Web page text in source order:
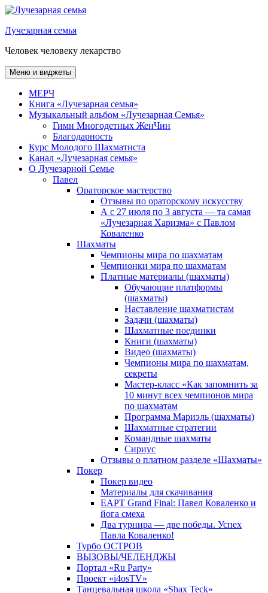
Перейти
содержимому
Лучезарная семья
Человек человеку лекарство
Меню и виджеты
МЕРЧ
Книга «Лучезарная семья»
Музыкальный альбом «Лучезарная Семья»
Гимн Многодетных ЖенЧин
Благодарность
Курс Молодого Шахматиста
Канал «Лучезарная семья»
О Лучезарной Семье
Павел
Ораторское мастерство
Отзывы по ораторскому искусству
А с 27 июля по 3 августа — та самая
«Лучезарная Харизма» с Павлом
Коваленко
Шахматы
Чемпионы мира по шахматам
Чемпионки мира по шахматам
Платные материалы (шахматы)
Обучающие платформы
(шахматы)
Наставление шахматистам
Задачи (шахматы)
Шахматные поединки
Книги (шахматы)
Видео (шахматы)
Чемпионы мира по шахматам,
секреты
Мастер-класс «Как запомнить за
10 минут всех чемпионов мира
по шахматам
Программа Мариэль (шахматы)
Шахматные стратегии
Командные шахматы
Сириус
Отзывы о платном разделе «Шахматы»
Покер
Покер видео
Материалы для скачивания
EAPT Grand Final: Павел Коваленко и
йога смеха
Два турнира — две победы. Успех
Павла Коваленко!
Турбо ОСТРОВ
ВЫЗОВЫ/ЧЕЛЕНДЖЫ
Портал «Ru Party»
Проект «i4osTV»
Танцевальная школа «Shax Teck»